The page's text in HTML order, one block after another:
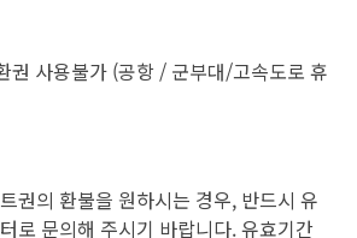
권 사용불가 (공항 / 군부대/고속도로 휴
권의 환불을 원하시는 경우, 반드시 유
로 문의해 주시기 바랍니다. 유효기간